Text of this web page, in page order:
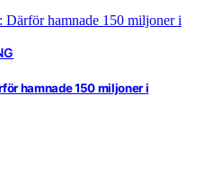
hamnade 150 miljoner i